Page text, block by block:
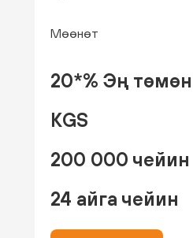
Мөөнөт
20*% Эң төмөн
KGS
200 000 чейин
24 айга чейин